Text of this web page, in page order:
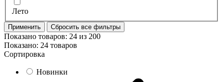
Лето
Применить Сбросить все фильтры
Показано товаров: 24 из 200
Показано: 24 товаров
Сортировка
Новинки